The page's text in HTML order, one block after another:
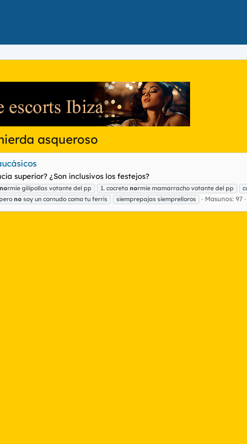
asqueroso
superior? ¿Son inclusivos los festejos?
normie gilipollas votante del pp 1. cocreta normie mamarracho votante del pp
no soy un cornudo como tu ferris siemprepajas siemprelloros Masunos: 97